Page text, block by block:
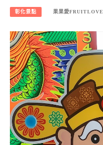
彰化景點 果果愛FRUITLOVE